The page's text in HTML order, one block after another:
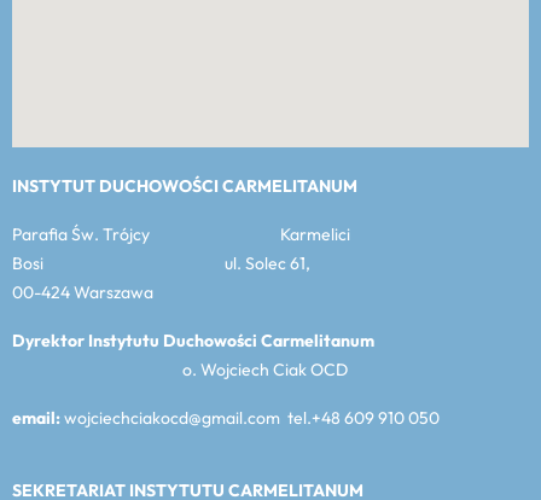
INSTYTUT DUCHOWOŚCI CARMELITANUM
Parafia Św. Trójcy Karmelici
Bosi ul. Solec 61,
00-424 Warszawa
Dyrektor Instytutu Duchowości Carmelitanum
o. Wojciech Ciak OCD
email:wojciechciakocd@gmail.com tel.+48 609 910 050
SEKRETARIAT INSTYTUTU CARMELITANUM